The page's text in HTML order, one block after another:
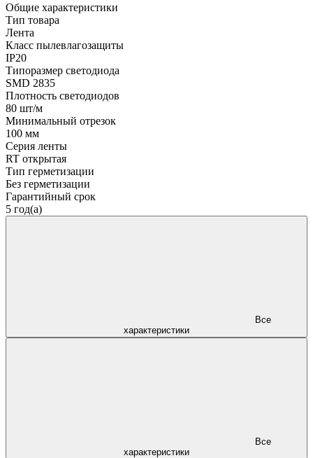
Общие характеристики
Тип товара
Лента
Класс пылевлагозащиты
IP20
Типоразмер светодиода
SMD 2835
Плотность светодиодов
80 шт/м
Минимальный отрезок
100 мм
Серия ленты
RT открытая
Тип герметизации
Без герметизации
Гарантийный срок
5 год(а)
характеристики
характеристики